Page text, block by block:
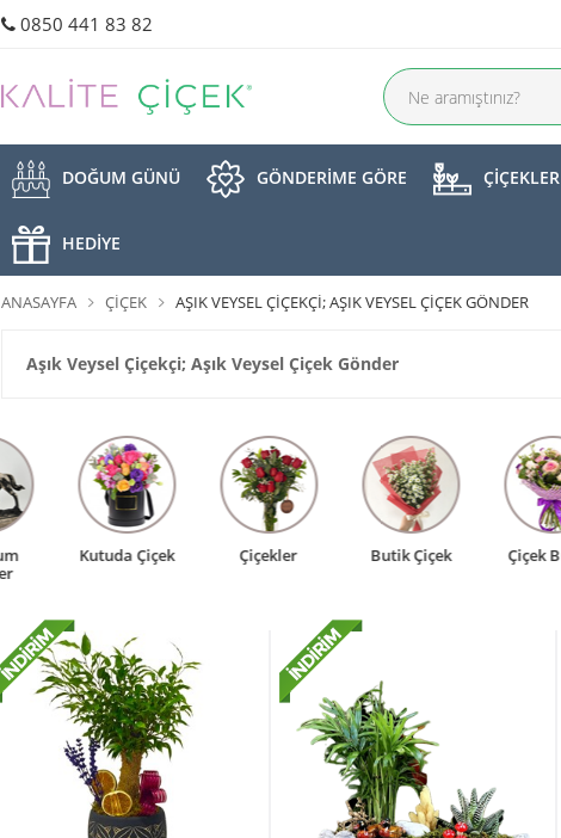
0850 441 83 82
DOĞUM GÜNÜ GÖNDERİME GÖRE ÇİÇEKLER
HEDİYE
ANASAYFA ÇIÇEK AŞIK VEYSEL ÇIÇEKÇI; AŞIK VEYSEL ÇIÇEK GÖNDER
Aşık Veysel Çiçekçi; Aşık Veysel Çiçek Gönder
Kutuda Çiçek Çiçekler Butik Çiçek Çiçek Buketi